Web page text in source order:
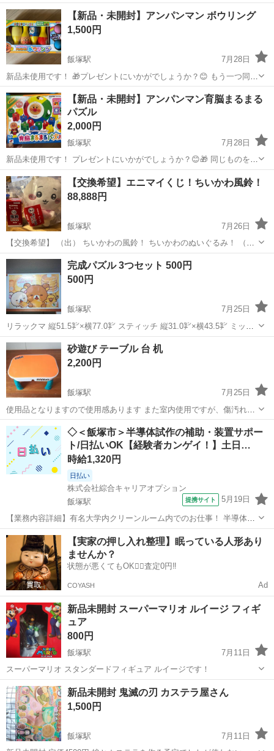
ーズフォンデュが自宅で気軽に楽しめます♪♪ 他サイトにも出品してお
りますので急遽削除する場合もあります。
福岡 飯塚市 飯塚駅 ミニカー トムとジェリー
【新品・未開封】アンパンマン ボウリング
1,500円
飯塚駅
7月28日
新品未使用です！ 🎁プレゼントにいかがでしょうか？😊 もう一つ同じ
ものを持っているので出品です！
福岡 飯塚市 飯塚駅 おもちゃ ボウリング
【新品・未開封】アンパンマン育脳まるまる
パズル
2,000円
飯塚駅
7月28日
新品未使用です！ プレゼントにいかがでしょうか？😊🎁 同じものを持
っているので出品します！
福岡 飯塚市 飯塚駅 おもちゃ
【交換希望】エニマイくじ！ちいかわ風鈴！
88,888円
飯塚駅
7月26日
【交換希望】 （出） ちいかわの風鈴！ ちいかわのぬいぐるみ！ （希
望） うさぎの風鈴！ うさぎのぬいぐるみ！ 別々でも可能です！
福岡 飯塚市 飯塚駅
完成パズル 3つセット 500円
500円
飯塚駅
7月25日
リラックマ 縦51.5㌢×横77.0㌢ スティッチ 縦31.0㌢×横43.5㌢ ミッキ
ー 縦32.5㌢×横45.0㌢ 各パズルどれも糊付けせず、そのまま枠に入れ
福岡 直方市 飯塚駅 パズル スティッチ
砂遊び テーブル 台 机
2,200円
飯塚駅
7月25日
使用品となりますので使用感あります また室内使用ですが、傷汚れ等
はあるかと思います 砂は抗菌のキネティックサンドを使用しておりま
す 若干ですが砂が互いに混じっております おもちゃ オモチャ 室内 子
ども 子供 知育 本...
福岡 直方市 飯塚駅 おもちゃ 子ども
◇＜飯塚市＞半導体試作の補助・装置サポー
ト/日払いOK【経験者カンゲイ！】土日…
時給1,320円
日払い
株式会社綜合キャリアオプション
飯塚駅
提携サイト 5月19日
【業務内容詳細】有名大学内クリーンルーム内でのお仕事！ 半導体試
作業務クリーンルーム内で年中快適に仕事できます！ 未経験OK半導
体セミナーの講師補助業務もあります。 。＋お仕事探しはコンシェル
スタッフにおまかせ＋。 あな...
福岡 飯塚市 飯塚駅 工場
【実家の押し入れ整理】眠っている人形あり
ませんか？
状態が悪くてもOK🙆‍♀️査定0円‼️
COYASH Ad
新品未開封 スーパーマリオ ルイージ フィギ
ュア
800円
飯塚駅
7月11日
スーパーマリオ スタンダードフィギュア ルイージです！
福岡 飯塚市 飯塚駅 フィギュア ルイージ
新品未開封 鬼滅の刃 カステラ屋さん
1,500円
飯塚駅
7月11日